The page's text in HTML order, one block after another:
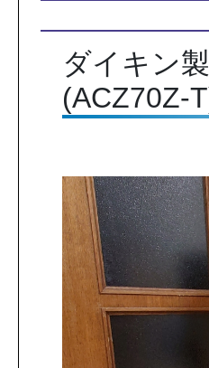
ダイキン
(ACZ70Z-